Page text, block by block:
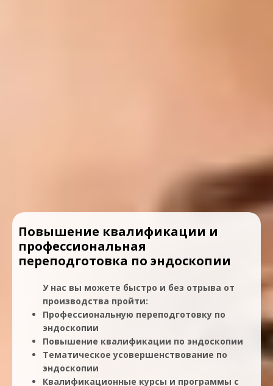
Повышение квалификации и
профессиональная
переподготовка по эндоскопии
У нас вы можете быстро и без отрыва от
производства пройти:
Профессиональную переподготовку по
эндоскопии
Повышение квалификации по эндоскопии
Тематическое усовершенствование по
эндоскопии
Квалификационные курсы и программы с